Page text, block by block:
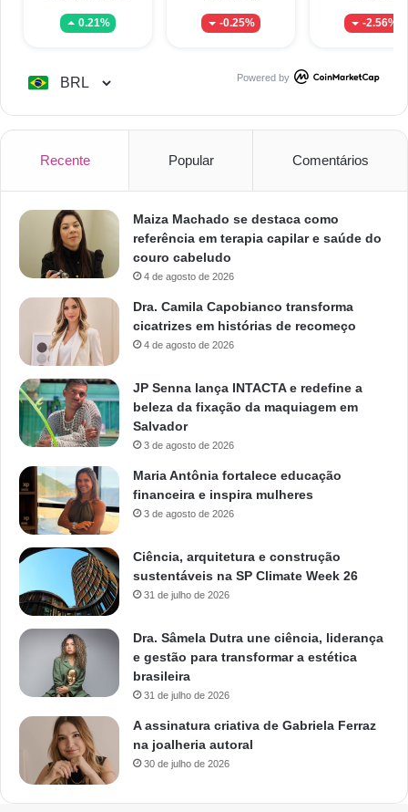
0.21% -0.25% -2.56%
Powered by
Recente Popular Comentários
Maiza Machado se destaca como
referência em terapia capilar e saúde do
couro cabeludo
4 de agosto de 2026
Dra. Camila Capobianco transforma
cicatrizes em histórias de recomeço
4 de agosto de 2026
JP Senna lança INTACTA e redefine a
beleza da fixação da maquiagem em
Salvador
3 de agosto de 2026
Maria Antônia fortalece educação
financeira e inspira mulheres
3 de agosto de 2026
Ciência, arquitetura e construção
sustentáveis na SP Climate Week 26
31 de julho de 2026
Dra. Sâmela Dutra une ciência, liderança
e gestão para transformar a estética
brasileira
31 de julho de 2026
A assinatura criativa de Gabriela Ferraz
na joalheria autoral
30 de julho de 2026